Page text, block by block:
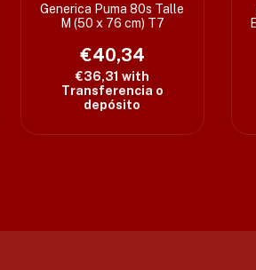
Generica Puma 80s Talle
M (50 x 76 cm) T7
€40,34
€36,31 with
Transferencia o
depósito